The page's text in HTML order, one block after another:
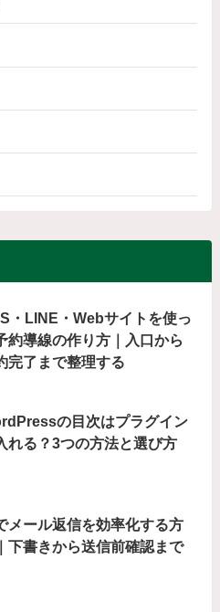
・LINE・Webサイトを使っ
約導線の作り方｜入口から
完了まで整理する
の目次はプラグイン
れる？3つの方法と選び方
メール返信を効率化する方
下書きから送信前確認まで